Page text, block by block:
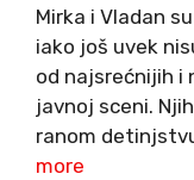
Mirka i Vladan
iako još uvek
od najsrećnijih i
javnoj sceni.
ranom
more